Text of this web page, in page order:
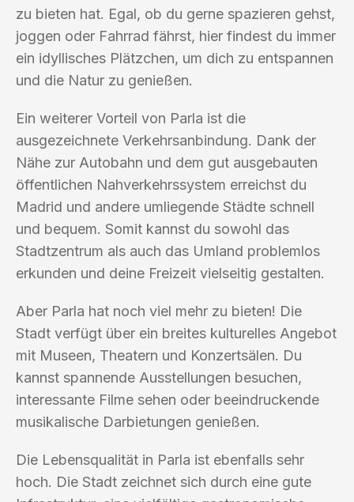
zu bieten hat. Egal, ob du gerne spazieren gehst,
joggen oder Fahrrad fährst, hier findest du immer
ein idyllisches Plätzchen, um dich zu entspannen
und die Natur zu genießen.
Ein weiterer Vorteil von Parla ist die
ausgezeichnete Verkehrsanbindung. Dank der
Nähe zur Autobahn und dem gut ausgebauten
öffentlichen Nahverkehrssystem erreichst du
Madrid und andere umliegende Städte schnell
und bequem. Somit kannst du sowohl das
Stadtzentrum als auch das Umland problemlos
erkunden und deine Freizeit vielseitig gestalten.
Aber Parla hat noch viel mehr zu bieten! Die
Stadt verfügt über ein breites kulturelles Angebot
mit Museen, Theatern und Konzertsälen. Du
kannst spannende Ausstellungen besuchen,
interessante Filme sehen oder beeindruckende
musikalische Darbietungen genießen.
Die Lebensqualität in Parla ist ebenfalls sehr
hoch. Die Stadt zeichnet sich durch eine gute